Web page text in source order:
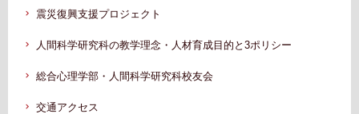
震災復興支援プロジェクト
人間科学研究科の教学理念・人材育成目的と3ポリシー
総合心理学部・人間科学研究科校友会
交通アクセス